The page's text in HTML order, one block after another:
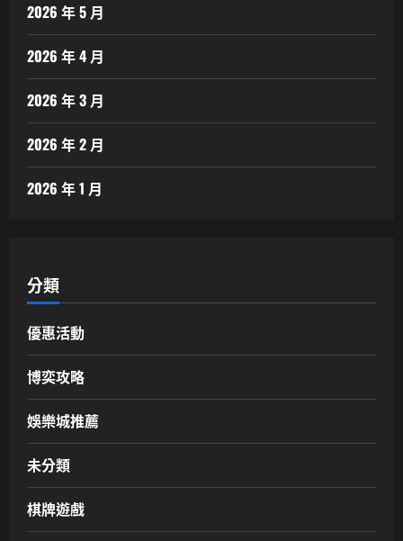
2026 年 5 月
2026 年 4 月
2026 年 3 月
2026 年 2 月
2026 年 1 月
分類
優惠活動
博奕攻略
娛樂城推薦
未分類
棋牌遊戲